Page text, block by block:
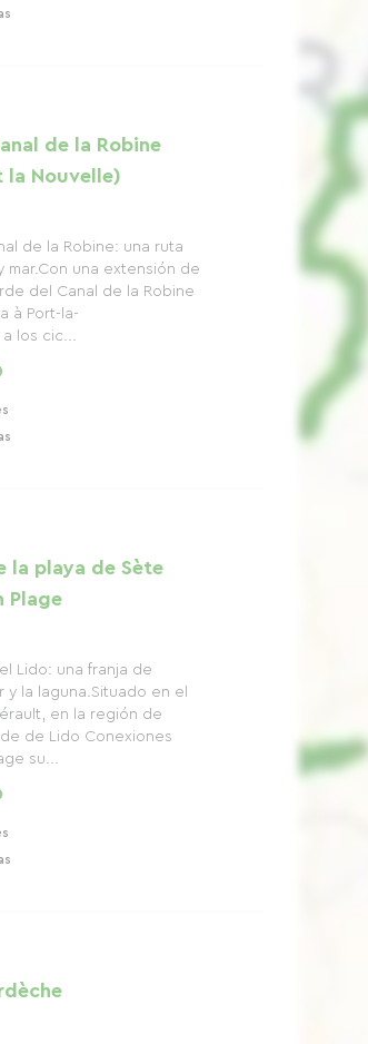
de la Robine
la Nouvelle)
de la Robine: una ruta
mar.Con una extensión de
del Canal de la Robine
à Port-la-
los cic...
la playa de Sète
Plage
Lido: una franja de
y la laguna.Situado en el
en la región de
de Lido Conexiones
su...